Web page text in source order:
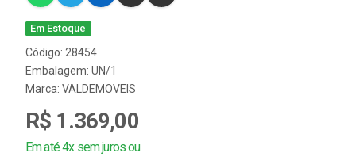
Em Estoque
Código: 28454
Embalagem: UN/1
Marca: VALDEMOVEIS
R$ 1.369,00
Em até 4x sem juros ou